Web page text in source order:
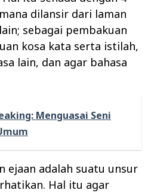
dilansir dari laman
sebagai pembakuan
kosa kata serta istilah,
lain, dan agar bahasa
Menguasai Seni
ejaan adalah suatu unsur
Hal itu agar